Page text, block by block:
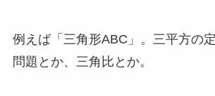
例えば「三角形ABC」。三平方の
問題とか、三角比とか。